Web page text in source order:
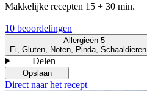
Makkelijke recepten 15 + 30 min.
10 beoordelingen
Allergieën5
Ei, Gluten, Noten, Pinda, Schaaldieren
Delen
Opslaan
Direct naar het recept